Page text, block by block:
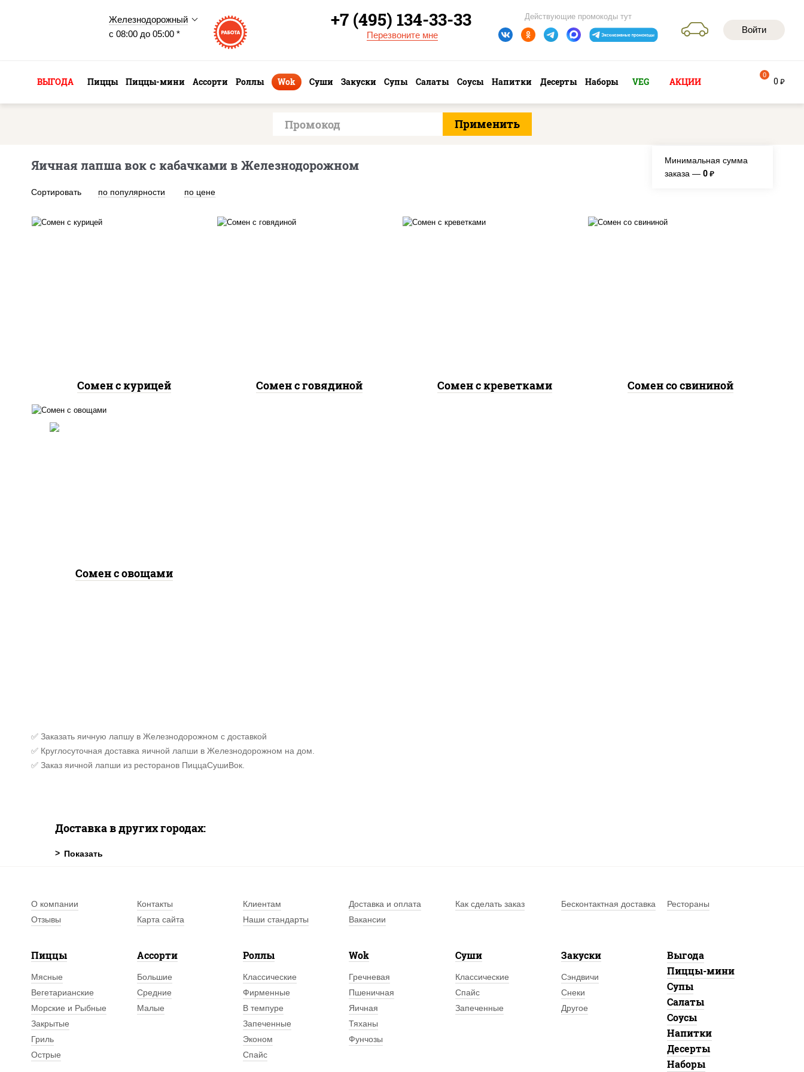
Железнодорожный
с 08:00 до 05:00 *
Войти
Действующие промокоды тут
+7 (495) 134-33-33
Перезвоните мне
ВЫГОДА Пиццы Пиццы-мини Ассорти Роллы Wok Суши Закуски Супы Салаты Соусы Напитки Десерты Наборы VEG АКЦИИ 0 руб
0
Яичная лапша вок с кабачками в Железнодорожном
Сортировать по популярности по цене
Минимальная сумма
заказа — 0 руб.
Сомен с курицей Сомен с говядиной Сомен с креветками Сомен со свининой
Сомен с овощами
✅ Заказать яичную лапшу в Железнодорожном с доставкой
✅ Круглосуточная доставка яичной лапши в Железнодорожном на дом.
✅ Заказ яичной лапши из ресторанов ПиццаСушиВок.
Доставка в других городах:
О компании Контакты Клиентам Доставка и оплата Как сделать заказ Бесконтактная доставка
Рестораны
Отзывы
Карта сайта Наши стандарты Вакансии
Пиццы
Мясные
Вегетарианские
Морские и Рыбные
Закрытые
Гриль
Острые
Ассорти
Большие
Средние
Малые
Роллы
Классические
Фирменные
В темпуре
Запеченные
Эконом
Спайс
Wok
Гречневая
Пшеничная
Яичная
Тяханы
Фунчозы
Суши
Классические
Спайс
Запеченные
Закуски
Сэндвичи
Снеки
Другое
Выгода
Пиццы-мини
Супы
Салаты
Соусы
Напитки
Десерты
Наборы